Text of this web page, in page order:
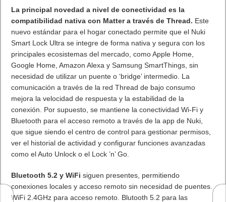
La principal novedad a nivel de conectividad es la
compatibilidad nativa con Matter a través de Thread. Este
nuevo estándar para el hogar conectado permite que el Nuki
Smart Lock Ultra se integre de forma nativa y segura con los
principales ecosistemas del mercado, como Apple Home,
Google Home, Amazon Alexa y Samsung SmartThings, sin
necesidad de utilizar un puente o ‘bridge’ intermedio. La
comunicación a través de la red Thread de bajo consumo
mejora la velocidad de respuesta y la estabilidad de la
conexión. Por supuesto, se mantiene la conectividad Wi-Fi y
Bluetooth para el acceso remoto a través de la app de Nuki,
que sigue siendo el centro de control para gestionar permisos,
ver el historial de actividad y configurar funciones avanzadas
como el Auto Unlock o el Lock ’n’ Go.
Bluetooth 5.2 y WiFi siguen presentes, permitiendo
conexiones locales y acceso remoto sin necesidad de puentes.
WiFi 2.4GHz para acceso remoto. Blutooth 5.2 para las